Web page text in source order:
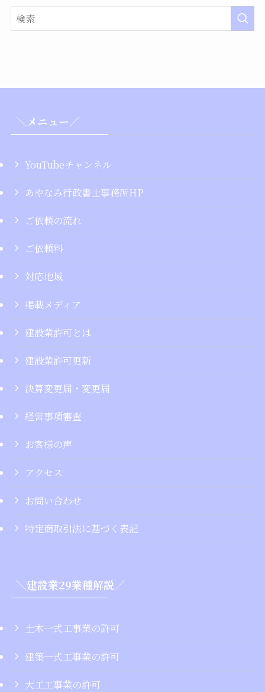
＼メニュー／
YouTubeチャンネル
あやなみ行政書士事務所HP
ご依頼の流れ
ご依頼料
対応地域
掲載メディア
建設業許可とは
建設業許可更新
決算変更届・変更届
経営事項審査
お客様の声
アクセス
お問い合わせ
特定商取引法に基づく表記
＼建設業29業種解説／
土木一式工事業の許可
建築一式工事業の許可
大工工事業の許可